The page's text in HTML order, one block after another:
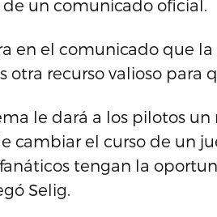
de un comunicado oficial.
en el comunicado que
otra recurso valioso para
le dará a los pilotos
cambiar el curso de un
tengan la
Selig.